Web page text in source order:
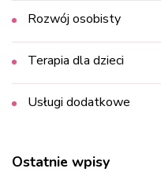
Rozwój osobisty
Terapia dla dzieci
Usługi dodatkowe
Ostatnie wpisy